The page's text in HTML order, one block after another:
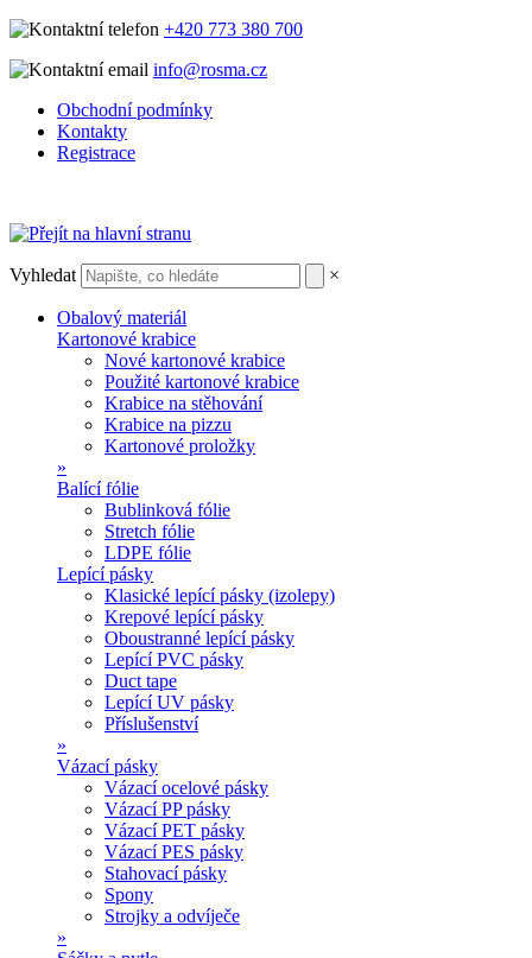
+420 773 380 700
info@rosma.cz
Obchodní podmínky
Kontakty
Registrace
Vyhledat ×
Obalový materiál
Kartonové krabice
Nové kartonové krabice
Použité kartonové krabice
Krabice na stěhování
Krabice na pizzu
Kartonové proložky
»
Balící fólie
Bublinková fólie
Stretch fólie
LDPE fólie
Lepící pásky
Klasické lepící pásky (izolepy)
Krepové lepící pásky
Oboustranné lepící pásky
Lepící PVC pásky
Duct tape
Lepící UV pásky
Příslušenství
»
Vázací pásky
Vázací ocelové pásky
Vázací PP pásky
Vázací PET pásky
Vázací PES pásky
Stahovací pásky
Spony
Strojky a odvíječe
»